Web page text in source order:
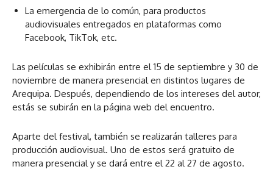
La emergencia de lo común, para productos
audiovisuales entregados en plataformas como
Facebook, TikTok, etc.
Las películas se exhibirán entre el 15 de septiembre y 30 de
noviembre de manera presencial en distintos lugares de
Arequipa. Después, dependiendo de los intereses del autor,
estás se subirán en la página web del encuentro.
Aparte del festival, también se realizarán talleres para
producción audiovisual. Uno de estos será gratuito de
manera presencial y se dará entre el 22 al 27 de agosto.